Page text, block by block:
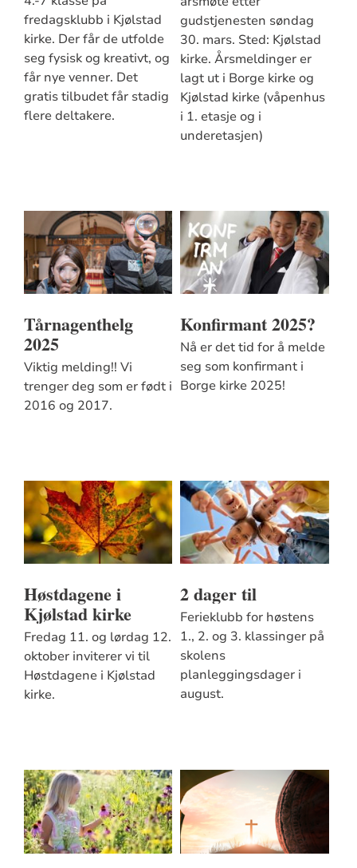
fredagsklubb i Kjølstad
kirke. Der får de utfolde
seg fysisk og kreativt, og
får nye venner. Det
gratis tilbudet får stadig
flere deltakere.
gudstjenesten søndag
30. mars. Sted: Kjølstad
kirke. Årsmeldinger er
lagt ut i Borge kirke og
Kjølstad kirke (våpenhus
i 1. etasje og i
underetasjen)
Tårnagenthelg
2025
Viktig melding!! Vi
trenger deg som er født i
2016 og 2017.
Konfirmant 2025?
Nå er det tid for å melde
seg som konfirmant i
Borge kirke 2025!
Høstdagene i
Kjølstad kirke
Fredag 11. og lørdag 12.
oktober inviterer vi til
Høstdagene i Kjølstad
kirke.
2 dager til
Ferieklubb for høstens
1., 2. og 3. klassinger på
skolens
planleggingsdager i
august.